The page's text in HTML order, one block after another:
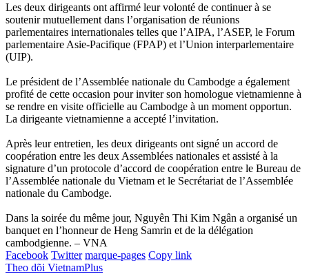
Les deux dirigeants ont affirmé leur volonté de continuer à se
soutenir mutuellement dans l’organisation de réunions
parlementaires internationales telles que l’AIPA, l’ASEP, le Forum
parlementaire Asie-Pacifique (FPAP) et l’Union interparlementaire
(UIP).
Le président de l’Assemblée nationale du Cambodge a également
profité de cette occasion pour inviter son homologue vietnamienne à
se rendre en visite officielle au Cambodge à un moment opportun.
La dirigeante vietnamienne a accepté l’invitation.
Après leur entretien, les deux dirigeants ont signé un accord de
coopération entre les deux Assemblées nationales et assisté à la
signature d’un protocole d’accord de coopération entre le Bureau de
l’Assemblée nationale du Vietnam et le Secrétariat de l’Assemblée
nationale du Cambodge.
Dans la soirée du même jour, Nguyên Thi Kim Ngân a organisé un
banquet en l’honneur de Heng Samrin et de la délégation
cambodgienne. – VNA
Facebook Twitter marque-pages Copy link
Theo dõi VietnamPlus